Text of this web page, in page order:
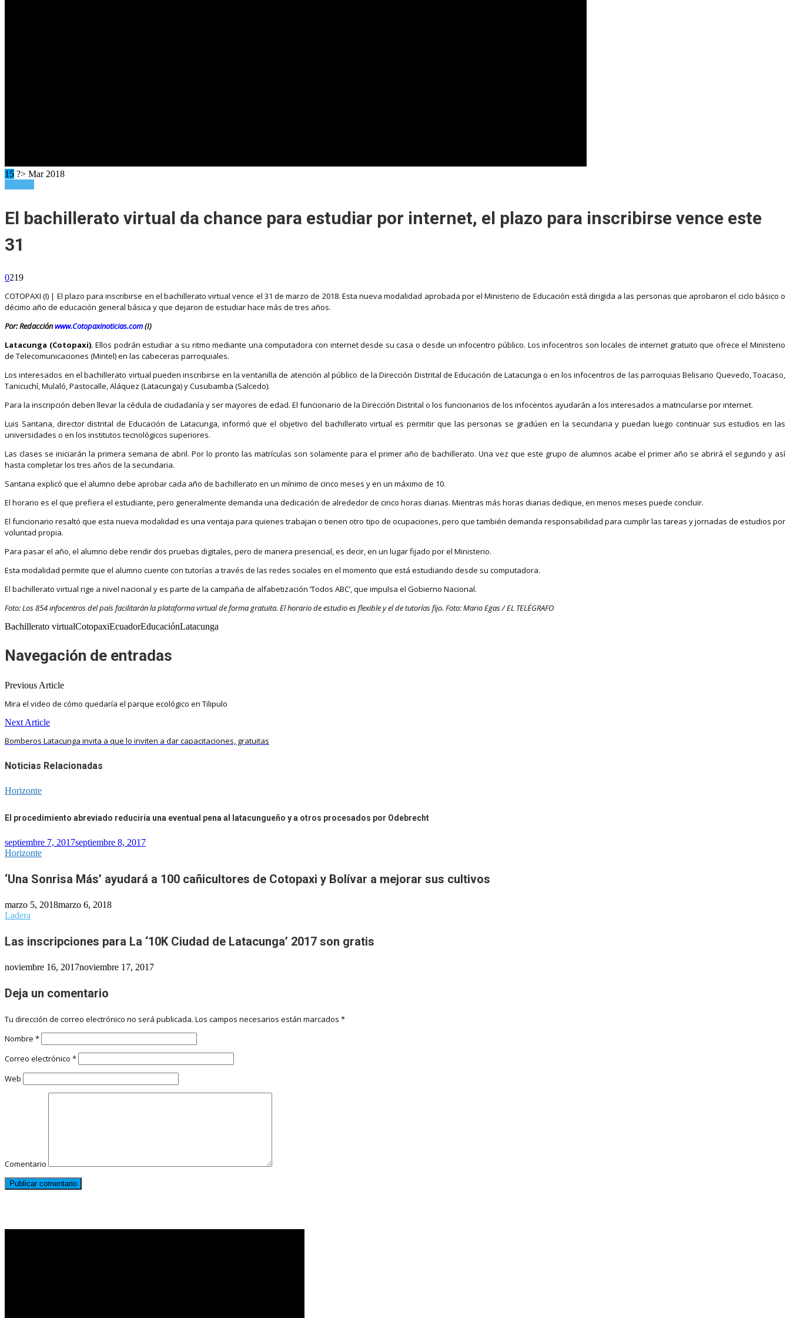
15 ?> Mar 2018
El bachillerato virtual da chance para estudiar por internet, el plazo para inscribirse vence este
31
0219
COTOPAXI (I) | El plazo para inscribirse en el bachillerato virtual vence el 31 de marzo de 2018. Esta nueva modalidad aprobada por el Ministerio de Educación está dirigida a las personas que aprobaron el ciclo básico o
décimo año de educación general básica y que dejaron de estudiar hace más de tres años.
Por: Redacciónwww.Cotopaxinoticias.com(I)
Latacunga (Cotopaxi). Ellos podrán estudiar a su ritmo mediante una computadora con internet desde su casa o desde un infocentro público. Los infocentros son locales de internet gratuito que ofrece el Ministerio
de Telecomunicaciones (Mintel) en las cabeceras parroquiales.
Los interesados en el bachillerato virtual pueden inscribirse en la ventanilla de atención al público de la Dirección Distrital de Educación de Latacunga o en los infocentros de las parroquias Belisario Quevedo, Toacaso,
Tanicuchí, Mulaló, Pastocalle, Aláquez (Latacunga) y Cusubamba (Salcedo).
Para la inscripción deben llevar la cédula de ciudadanía y ser mayores de edad. El funcionario de la Dirección Distrital o los funcionarios de los infocentos ayudarán a los interesados a matricularse por internet.
Luis Santana, director distrital de Educación de Latacunga, informó que el objetivo del bachillerato virtual es permitir que las personas se gradúen en la secundaria y puedan luego continuar sus estudios en las
universidades o en los institutos tecnológicos superiores.
Las clases se iniciarán la primera semana de abril. Por lo pronto las matrículas son solamente para el primer año de bachillerato. Una vez que este grupo de alumnos acabe el primer año se abrirá el segundo y así
hasta completar los tres años de la secundaria.
Santana explicó que el alumno debe aprobar cada año de bachillerato en un mínimo de cinco meses y en un máximo de 10.
El horario es el que prefiera el estudiante, pero generalmente demanda una dedicación de alrededor de cinco horas diarias. Mientras más horas diarias dedique, en menos meses puede concluir.
El funcionario resaltó que esta nueva modalidad es una ventaja para quienes trabajan o tienen otro tipo de ocupaciones, pero que también demanda responsabilidad para cumplir las tareas y jornadas de estudios por
voluntad propia.
Para pasar el año, el alumno debe rendir dos pruebas digitales, pero de manera presencial, es decir, en un lugar fijado por el Ministerio.
Esta modalidad permite que el alumno cuente con tutorías a través de las redes sociales en el momento que está estudiando desde su computadora.
El bachillerato virtual rige a nivel nacional y es parte de la campaña de alfabetización ‘Todos ABC’, que impulsa el Gobierno Nacional.
Foto: Los 854 infocentros del país facilitarán la plataforma virtual de forma gratuita. El horario de estudio es flexible y el de tutorías fijo. Foto: Mario Egas / EL TELÉGRAFO
Bachillerato virtualCotopaxiEcuadorEducaciónLatacunga
Navegación de entradas
Previous Article
Mira el video de cómo quedaría el parque ecológico en Tilipulo
Next Article
Bomberos Latacunga invita a que lo inviten a dar capacitaciones, gratuitas
Noticias Relacionadas
Horizonte
El procedimiento abreviado reduciría una eventual pena al latacungueño y a otros procesados por Odebrecht
septiembre 7, 2017septiembre 8, 2017
Horizonte
‘Una Sonrisa Más’ ayudará a 100 cañicultores de Cotopaxi y Bolívar a mejorar sus cultivos
marzo 5, 2018marzo 6, 2018
Ladera
Las inscripciones para La ‘10K Ciudad de Latacunga’ 2017 son gratis
noviembre 16, 2017noviembre 17, 2017
Deja un comentario
Tu dirección de correo electrónico no será publicada. Los campos necesarios están marcados *
Nombre *
Correo electrónico *
Web
Comentario